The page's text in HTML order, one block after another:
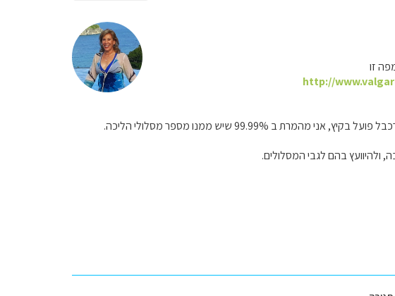
זו
http://
99.99% שיש ממנו מספר מסלולי הליכה.
בהם לגבי המסלולים.